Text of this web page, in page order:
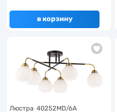
в корзину
Люстра 40252MD/6A